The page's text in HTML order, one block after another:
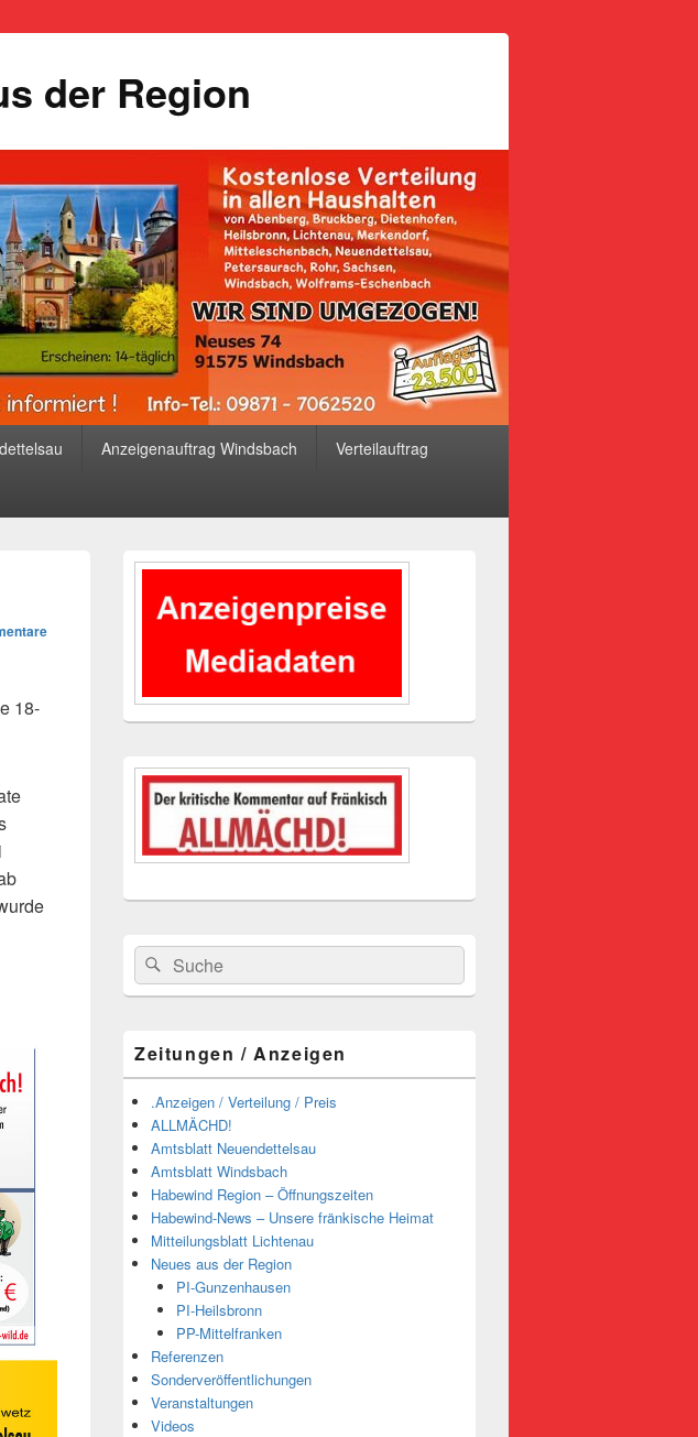
der Region
Anzeigenauftrag Windsbach Verteilauftrag
18-
Primärer
Widgetbereich
Suchen
nach:
Suchen
Zeitungen / Anzeigen
.Anzeigen / Verteilung / Preis
ALLMÄCHD!
Amtsblatt Neuendettelsau
Amtsblatt Windsbach
Habewind Region – Öffnungszeiten
Habewind-News – Unsere fränkische Heimat
Mitteilungsblatt Lichtenau
Neues aus der Region
PI-Gunzenhausen
PI-Heilsbronn
PP-Mittelfranken
Referenzen
Sonderveröffentlichungen
Veranstaltungen
Videos